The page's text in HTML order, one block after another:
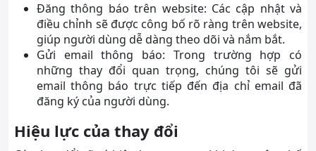
Đăng thông báo trên website: Các cập nhật và
điều chỉnh sẽ được công bố rõ ràng trên website,
giúp người dùng dễ dàng theo dõi và nắm bắt.
Gửi email thông báo: Trong trường hợp có
những thay đổi quan trọng, chúng tôi sẽ gửi
email thông báo trực tiếp đến địa chỉ email đã
đăng ký của người dùng.
Hiệu lực của thay đổi